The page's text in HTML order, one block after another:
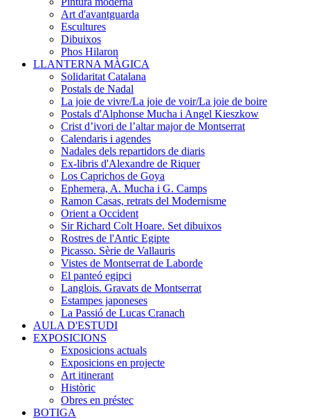
Art d'avantguarda
Escultures
Dibuixos
Phos Hilaron
LLANTERNA MÀGICA
Solidaritat Catalana
Postals de Nadal
La joie de vivre/La joie de voir/La joie de boire
Postals d'Alphonse Mucha i Angel Kieszkow
Crist d’ivori de l’altar major de Montserrat
Calendaris i agendes
Nadales dels repartidors de diaris
Ex-libris d'Alexandre de Riquer
Los Caprichos de Goya
Ephemera, A. Mucha i G. Camps
Ramon Casas, retrats del Modernisme
Orient a Occident
Sir Richard Colt Hoare. Set dibuixos
Rostres de l'Antic Egipte
Picasso. Sèrie de Vallauris
Vistes de Montserrat de Laborde
El panteó egipci
Langlois. Gravats de Montserrat
Estampes japoneses
La Passió de Lucas Cranach
AULA D'ESTUDI
EXPOSICIONS
Exposicions actuals
Exposicions en projecte
Art itinerant
Històric
Obres en préstec
BOTIGA